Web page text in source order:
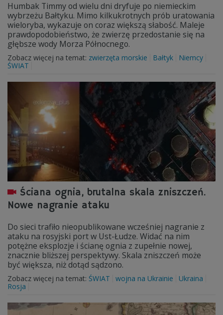
Humbak Timmy od wielu dni dryfuje po niemieckim
wybrzeżu Bałtyku. Mimo kilkukrotnych prób uratowania
wieloryba, wykazuje on coraz większą słabość. Maleje
prawdopodobieństwo, że zwierzę przedostanie się na
głębsze wody Morza Północnego.
Zobacz więcej na temat: zwierzęta morskie Bałtyk
Niemcy
ŚWIAT
Ściana ognia, brutalna skala zniszczeń.
Nowe nagranie ataku
Do sieci trafiło nieopublikowane wcześniej nagranie z
ataku na rosyjski port w Ust-Łudze. Widać na nim
potężne eksplozje i ścianę ognia z zupełnie nowej,
znacznie bliższej perspektywy. Skala zniszczeń może
być większa, niż dotąd sądzono.
Zobacz więcej na temat: ŚWIAT wojna na Ukrainie
Ukraina
Rosja